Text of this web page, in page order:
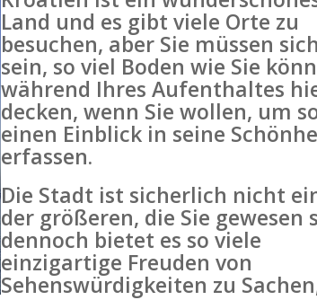
Land und es gibt viele Orte zu
besuchen, aber Sie müssen
sein, so viel Boden wie Sie
während Ihres Aufenthaltes
decken, wenn Sie wollen, um
einen Einblick in seine
erfassen.
Die Stadt ist sicherlich nicht
der größeren, die Sie gewesen
dennoch bietet es so viele
einzigartige Freuden von
Sehenswürdigkeiten zu